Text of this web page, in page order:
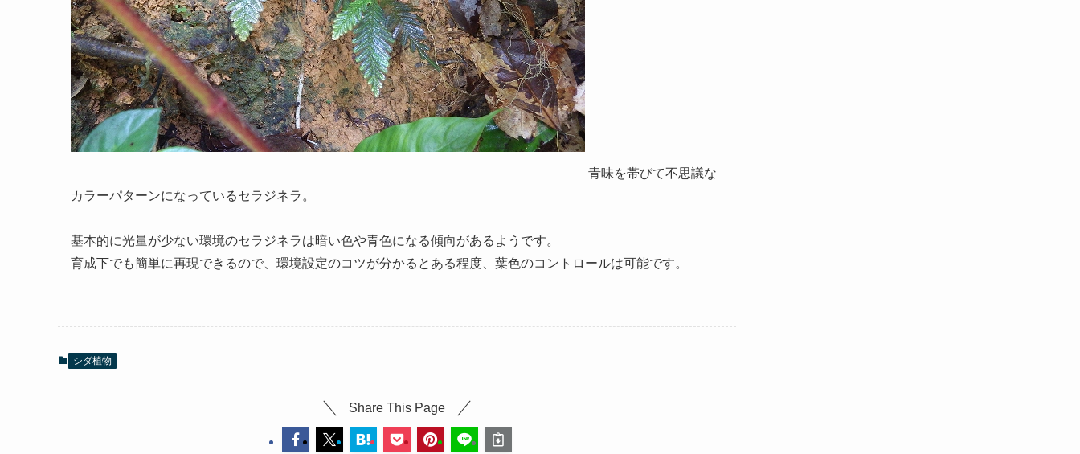
青味を帯びて不思議な
カラーパターンになっているセラジネラ。
基本的に光量が少ない環境のセラジネラは暗い色や青色になる傾向があるようです。
育成下でも簡単に再現できるので、環境設定のコツが分かるとある程度、葉色のコントロールは可能です。
シダ植物
Share This Page